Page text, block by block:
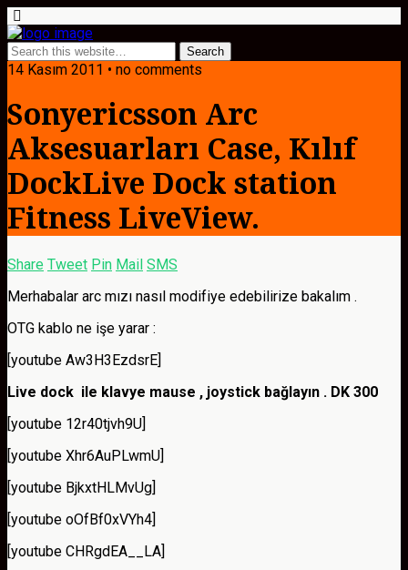
14 Kasım 2011 • no comments
Sonyericsson Arc
Aksesuarları Case, Kılıf
DockLive Dock station
Fitness LiveView.
Share Tweet Pin Mail SMS
Merhabalar arc mızı nasıl modifiye edebilirize bakalım .
OTG kablo ne işe yarar :
[youtube Aw3H3EzdsrE]
Live dock ile klavye mause , joystick bağlayın . DK 300
[youtube 12r40tjvh9U]
[youtube Xhr6AuPLwmU]
[youtube BjkxtHLMvUg]
[youtube oOfBf0xVYh4]
[youtube CHRgdEA__LA]